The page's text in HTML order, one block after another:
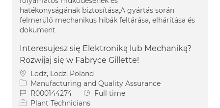
hatékonyságának biztosítása,A gyártás során
felmerülő mechanikus hibák feltárása, elhárítása és
dokument
Interesujesz się Elektroniką lub Mechaniką?
Rozwijaj się w Fabryce Gillette!
Location
Lodz, Lodz, Poland
Category
Manufacturing and Quality Assurance
Job IdR000144274 Job Type
Full time
Plant Technicians